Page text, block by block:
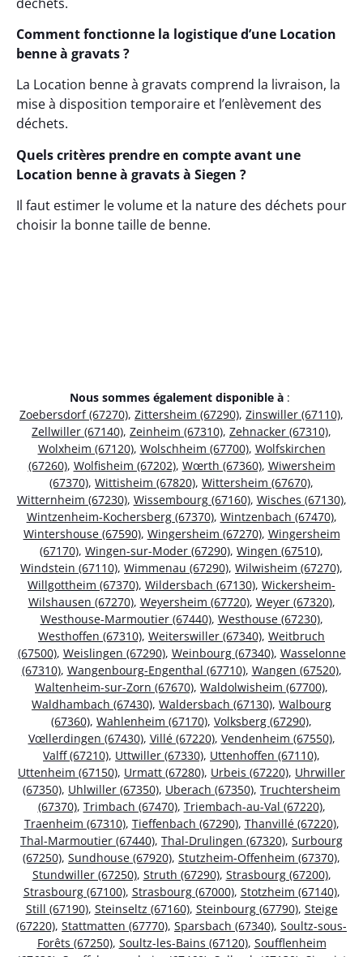
Comment fonctionne la logistique d’une Location
benne à gravats ?
La Location benne à gravats comprend la livraison, la
mise à disposition temporaire et l’enlèvement des
déchets.
Quels critères prendre en compte avant une
Location benne à gravats à Siegen ?
Il faut estimer le volume et la nature des déchets pour
choisir la bonne taille de benne.
Nous sommes également disponible à :
Zoebersdorf (67270), Zittersheim (67290), Zinswiller (67110),
Zellwiller (67140), Zeinheim (67310), Zehnacker (67310),
Wolxheim (67120), Wolschheim (67700), Wolfskirchen
(67260), Wolfisheim (67202), Wœrth (67360), Wiwersheim
(67370), Wittisheim (67820), Wittersheim (67670),
Witternheim (67230), Wissembourg (67160), Wisches (67130),
Wintzenheim-Kochersberg (67370), Wintzenbach (67470),
Wintershouse (67590), Wingersheim (67270), Wingersheim
(67170), Wingen-sur-Moder (67290), Wingen (67510),
Windstein (67110), Wimmenau (67290), Wilwisheim (67270),
Willgottheim (67370), Wildersbach (67130), Wickersheim-
Wilshausen (67270), Weyersheim (67720), Weyer (67320),
Westhouse-Marmoutier (67440), Westhouse (67230),
Westhoffen (67310), Weiterswiller (67340), Weitbruch
(67500), Weislingen (67290), Weinbourg (67340), Wasselonne
(67310), Wangenbourg-Engenthal (67710), Wangen (67520),
Waltenheim-sur-Zorn (67670), Waldolwisheim (67700),
Waldhambach (67430), Waldersbach (67130), Walbourg
(67360), Wahlenheim (67170), Volksberg (67290),
Vœllerdingen (67430), Villé (67220), Vendenheim (67550),
Valff (67210), Uttwiller (67330), Uttenhoffen (67110),
Uttenheim (67150), Urmatt (67280), Urbeis (67220), Uhrwiller
(67350), Uhlwiller (67350), Uberach (67350), Truchtersheim
(67370), Trimbach (67470), Triembach-au-Val (67220),
Traenheim (67310), Tieffenbach (67290), Thanvillé (67220),
Thal-Marmoutier (67440), Thal-Drulingen (67320), Surbourg
(67250), Sundhouse (67920), Stutzheim-Offenheim (67370),
Stundwiller (67250), Struth (67290), Strasbourg (67200),
Strasbourg (67100), Strasbourg (67000), Stotzheim (67140),
Still (67190), Steinseltz (67160), Steinbourg (67790), Steige
(67220), Stattmatten (67770), Sparsbach (67340), Soultz-sous-
Forêts (67250), Soultz-les-Bains (67120), Soufflenheim